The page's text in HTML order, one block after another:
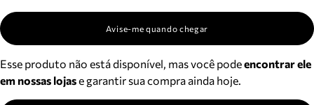
Avise-me quando chegar
Esse produto não está disponível, mas você podeencontrar ele
em nossas lojase garantir sua compra ainda hoje.